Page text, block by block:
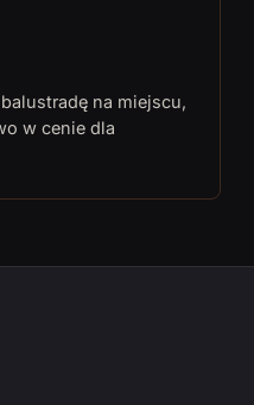
na miejscu,
w cenie dla